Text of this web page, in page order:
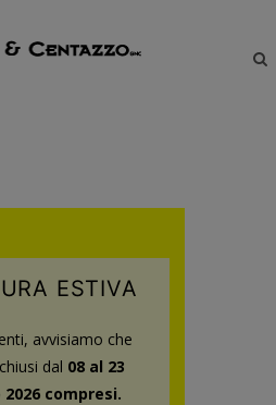
ESTIVA
avvisiamo che
dal 08 al 23
compresi.